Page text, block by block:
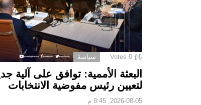
0
Votes سياسة
البعثة الأممية: توافق على آلية
لتعيين رئيس مفوضية الانتخابات
2026-08-05, 8:45 م